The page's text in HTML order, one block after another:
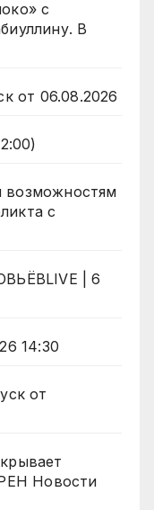
с
В
от 06.08.2026
с
| 6
14:30
от
Новости